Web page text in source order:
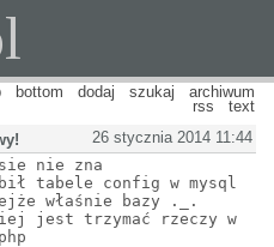
bottom dodaj szukaj
archiwum
rss
text
26 stycznia 2014 11:44
sie nie zna
tabele config w mysql
właśnie bazy ._.
jest trzymać rzeczy w